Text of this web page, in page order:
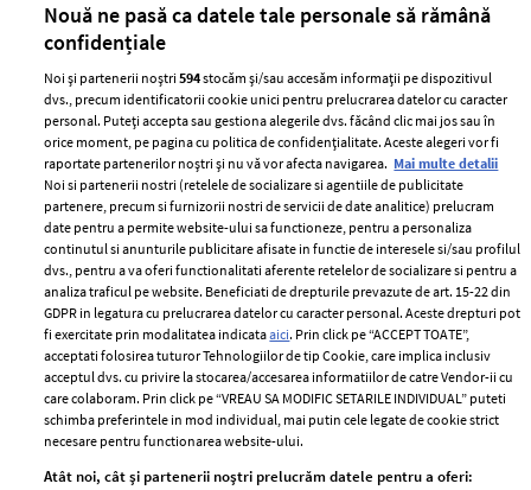
ELLE Style Awards
2024
Despre ELLE
Romania
Contact
Abonamente
Termeni si conditii
Politica de
confidențialitate
Politica de cookies
Publicitate
Nouă ne pasă ca datele tale personale să rămână
confidențiale
Noi și partenerii noștri594stocăm și/sau accesăm informații pe dispozitivul
dvs., precum identificatorii cookie unici pentru prelucrarea datelor cu caracter
personal. Puteți accepta sau gestiona alegerile dvs. făcând clic mai jos sau în
orice moment, pe pagina cu politica de confidențialitate. Aceste alegeri vor fi
raportate partenerilor noștri și nu vă vor afecta navigarea. Mai multe detalii
Noi si partenerii nostri (retelele de socializare si agentiile de publicitate
partenere, precum si furnizorii nostri de servicii de date analitice) prelucram
date pentru a permite website-ului sa functioneze, pentru a personaliza
continutul si anunturile publicitare afisate in functie de interesele si/sau profilul
dvs., pentru a va oferi functionalitati aferente retelelor de socializare si pentru a
analiza traficul pe website. Beneficiati de drepturile prevazute de art. 15-22 din
GDPR in legatura cu prelucrarea datelor cu caracter personal. Aceste drepturi pot
fi exercitate prin modalitatea indicataaici. Prin click pe “ACCEPT TOATE”,
acceptati folosirea tuturor Tehnologiilor de tip Cookie, care implica inclusiv
acceptul dvs. cu privire la stocarea/accesarea informatiilor de catre Vendor-ii cu
care colaboram. Prin click pe “VREAU SA MODIFIC SETARILE INDIVIDUAL” puteti
schimba preferintele in mod individual, mai putin cele legate de cookie strict
necesare pentru functionarea website-ului.
Atât noi, cât și partenerii noștri prelucrăm datele pentru a oferi: